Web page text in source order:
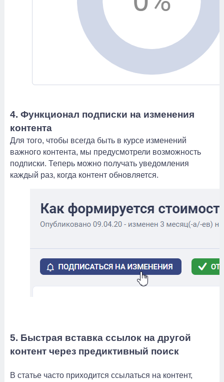
4. Функционал подписки на изменения
контента
Для того, чтобы всегда быть в курсе изменений
важного контента, мы предусмотрели возможность
подписки. Теперь можно получать уведомления
каждый раз, когда контент обновляется.
5. Быстрая вставка ссылок на другой
контент через предиктивный поиск
В статье часто приходится ссылаться на контент,